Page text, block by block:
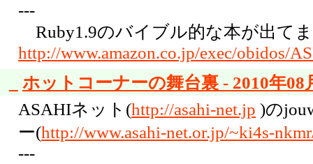
---
Ruby1.9のバイブル的な本が出て
http://www.amazon.co.jp/exec/obidos/
ホットコーナーの舞台裏 - 2010年08
ASAHIネット(http://asahi-net.jp )の
ー(http://www.asahi-net.or.jp/~ki4s-
---